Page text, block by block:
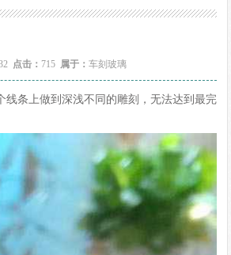
点击： 715 属于： 车刻玻璃
条上做到深浅不同的雕刻，无法达到最完